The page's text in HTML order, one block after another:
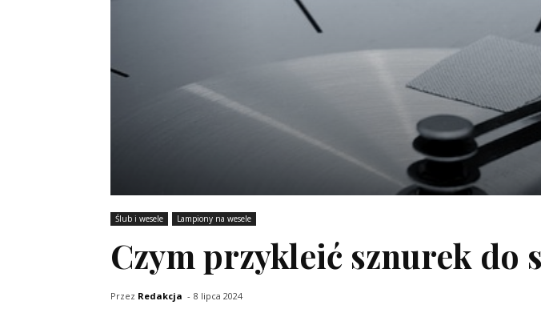
Ślub i wesele Lampiony na wesele
Czym przykleić sznurek do
Przez Redakcja - 8 lipca 2024